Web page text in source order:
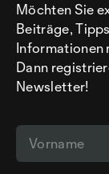
Möchten Sie
Beiträge,
Informationen
Dann
Newsletter!